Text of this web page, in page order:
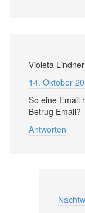
Violeta Lindner
14. Oktober
So eine Email
Betrug Email?
Antworten